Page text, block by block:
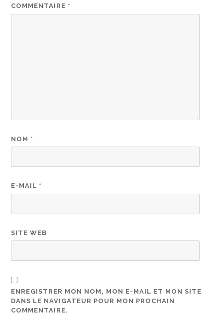
COMMENTAIRE *
NOM *
E-MAIL *
SITE WEB
ENREGISTRER MON NOM, MON E-MAIL ET MON SITE
DANS LE NAVIGATEUR POUR MON PROCHAIN
COMMENTAIRE.